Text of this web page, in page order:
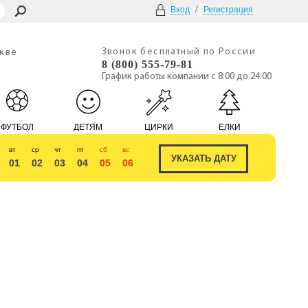
Вход / Регистрация
Звонок бесплатный по России
8 (800) 555-79-81
График работы компании с 8:00 до 24:00
ФУТБОЛ ДЕТЯМ ЦИРКИ ЕЛКИ
вт
01
ср
02
чт
03
пт
04
сб
05
вс
06